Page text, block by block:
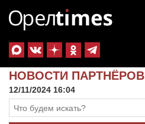
НОВОСТИ ПАРТНЁРОВ
12/11/2024 16:04